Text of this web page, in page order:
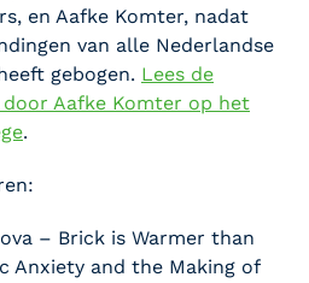
en Aafke Komter, nadat
van alle Nederlandse
gebogen. Lees de
Aafke Komter op het
.
– Brick is Warmer than
Anxiety and the Making of